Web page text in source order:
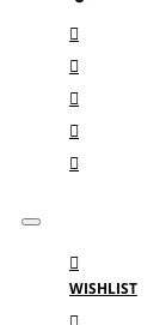
WISHLIST